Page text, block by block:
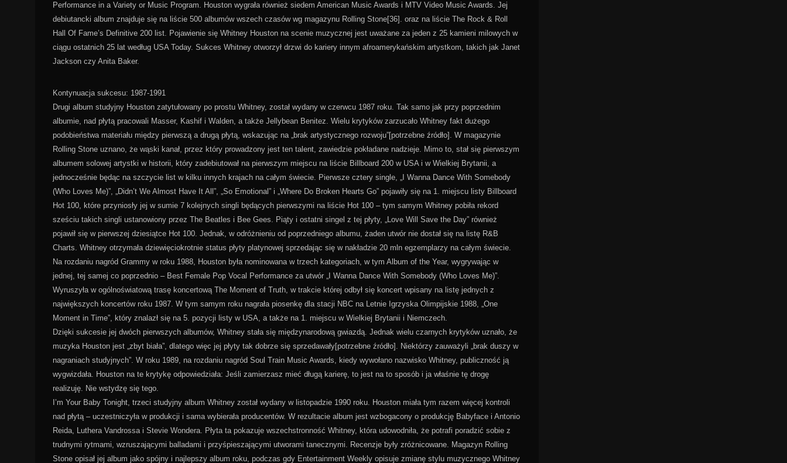
Performance in a Variety or Music Program. Houston wygrała również siedem American Music Awards i MTV Video Music Awards. Jej
debiutancki album znajduje się na liście 500 albumów wszech czasów wg magazynu Rolling Stone[36]. oraz na liście The Rock & Roll
Hall Of Fame’s Definitive 200 list. Pojawienie się Whitney Houston na scenie muzycznej jest uważane za jeden z 25 kamieni milowych w
ciągu ostatnich 25 lat według USA Today. Sukces Whitney otworzył drzwi do kariery innym afroamerykańskim artystkom, takich jak Janet
Jackson czy Anita Baker.
Kontynuacja sukcesu: 1987-1991
Drugi album studyjny Houston zatytułowany po prostu Whitney, został wydany w czerwcu 1987 roku. Tak samo jak przy poprzednim
albumie, nad płytą pracowali Masser, Kashif i Walden, a także Jellybean Benitez. Wielu krytyków zarzucało Whitney fakt dużego
podobieństwa materiału między pierwszą a drugą płytą, wskazując na „brak artystycznego rozwoju”[potrzebne źródło]. W magazynie
Rolling Stone uznano, że wąski kanał, przez który prowadzony jest ten talent, zawiedzie pokładane nadzieje. Mimo to, stał się pierwszym
albumem solowej artystki w historii, który zadebiutował na pierwszym miejscu na liście Billboard 200 w USA i w Wielkiej Brytanii, a
jednocześnie będąc na szczycie list w kilku innych krajach na całym świecie. Pierwsze cztery single, „I Wanna Dance With Somebody
(Who Loves Me)”, „Didn’t We Almost Have It All”, „So Emotional” i „Where Do Broken Hearts Go” pojawiły się na 1. miejscu listy Billboard
Hot 100, które przyniosły jej w sumie 7 kolejnych singli będących pierwszymi na liście Hot 100 – tym samym Whitney pobiła rekord
sześciu takich singli ustanowiony przez The Beatles i Bee Gees. Piąty i ostatni singel z tej płyty, „Love Will Save the Day” również
pojawił się w pierwszej dziesiątce Hot 100. Jednak, w odróżnieniu od poprzedniego albumu, żaden utwór nie dostał się na listę R&B
Charts. Whitney otrzymała dziewięciokrotnie status płyty platynowej sprzedając się w nakładzie 20 mln egzemplarzy na całym świecie.
Na rozdaniu nagród Grammy w roku 1988, Houston była nominowana w trzech kategoriach, w tym Album of the Year, wygrywając w
jednej, tej samej co poprzednio – Best Female Pop Vocal Performance za utwór „I Wanna Dance With Somebody (Who Loves Me)”.
Wyruszyła w ogólnoświatową trasę koncertową The Moment of Truth, w trakcie której odbył się koncert wpisany na listę jednych z
największych koncertów roku 1987. W tym samym roku nagrała piosenkę dla stacji NBC na Letnie Igrzyska Olimpijskie 1988, „One
Moment in Time”, który znalazł się na 5. pozycji listy w USA, a także na 1. miejscu w Wielkiej Brytanii i Niemczech.
Dzięki sukcesie jej dwóch pierwszych albumów, Whitney stała się międzynarodową gwiazdą. Jednak wielu czarnych krytyków uznało, że
muzyka Houston jest „zbyt biała”, dlatego więc jej płyty tak dobrze się sprzedawały[potrzebne źródło]. Niektórzy zauważyli „brak duszy w
nagraniach studyjnych”. W roku 1989, na rozdaniu nagród Soul Train Music Awards, kiedy wywołano nazwisko Whitney, publiczność ją
wygwizdała. Houston na te krytykę odpowiedziała: Jeśli zamierzasz mieć długą karierę, to jest na to sposób i ja właśnie tę drogę
realizuję. Nie wstydzę się tego.
I’m Your Baby Tonight, trzeci studyjny album Whitney został wydany w listopadzie 1990 roku. Houston miała tym razem więcej kontroli
nad płytą – uczestniczyła w produkcji i sama wybierała producentów. W rezultacie album jest wzbogacony o produkcję Babyface i Antonio
Reida, Luthera Vandrossa i Stevie Wondera. Płyta ta pokazuje wszechstronność Whitney, która udowodniła, że potrafi poradzić sobie z
trudnymi rytmami, wzruszającymi balladami i przyśpieszającymi utworami tanecznymi. Recenzje były zróżnicowane. Magazyn Rolling
Stone opisał jej album jako spójny i najlepszy album roku, podczas gdy Entertainment Weekly opisuje zmianę stylu muzycznego Whitney